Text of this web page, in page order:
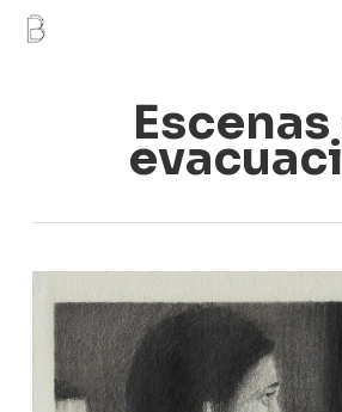
Skip